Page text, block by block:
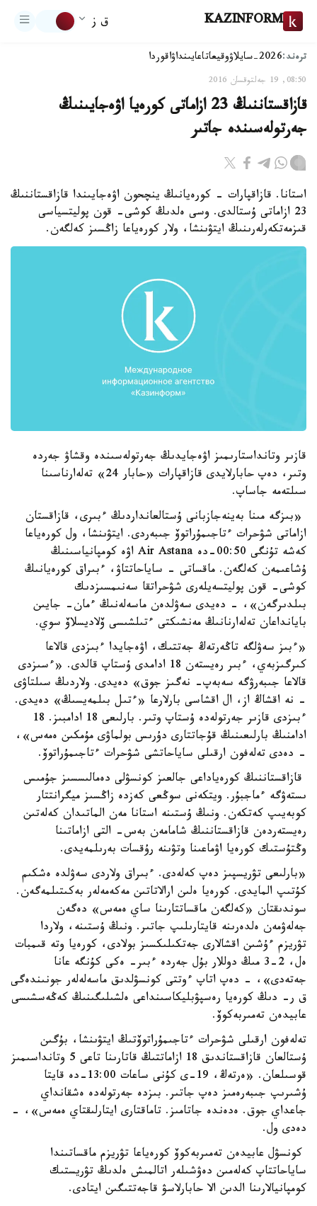
KAZINFORM ق ز
ترەند:2026-سايلاۋ وقيعاتاعايىنداۋاقوردا
08:50, 19 جەلتوقسان 2016
قازاقستاننىڭ 23 ازاماتى كورەيا اۋەجايىنىڭ
جەرتولەسىندە جاتىر
استانا. قازاقپارات - كورەيانىڭ ينچحون اۋەجايىندا قازاقستاننىڭ
23 ازاماتى ۇستالدى. وسى ەلدىڭ كوشى- قون پوليتسياسى
قىزمەتكەرلەرىنىڭ ايتۋىنشا، ولار كورەياعا زاڭسىز كەلگەن.
قازىر وتانداستارىمىز اۋەجايدىڭ جەرتولەسىندە وقشاۋ جەردە
وتىر، دەپ حابارلايدى قازاقپارات «حابار 24» تەلەارناسىنا
سىلتەمە جاساپ.
«بىزگە مىنا بەينەجازبانى ۇستالعانداردىڭ ءبىرى، قازاقستان
ازاماتى شۋحرات ءتاجىمۇراتوۆ جىبەردى. ايتۋىنشا، ول كورەياعا
كەشە تۇنگى 00:50-دە Air Astana اۋە كومپانياسىنىڭ
ۇشاعىمەن كەلگەن. ماقساتى - ساياحاتتاۋ، ءبىراق كورەيانىڭ
كوشى- قون پوليتسەيلەرى شۋحراتقا سەنىمسىزدىك
بىلدىرگەن»، - دەيدى سەۋلدەن ماسەلەنىڭ ءمان- جايىن
بايانداعان تەلەارنانىڭ مەنشىكتى ءتىلشىسى ۆلاديسلاۆ سوي.
«ءبىز سەۋلگە تاڭەرتەڭ جەتتىك، اۋەجايدا ءبىزدى قالاعا
كىرگىزبەي، ءبىر رەيستەن 18 ادامدى ۇستاپ قالدى. «ءسىزدى
قالاعا جىبەرۋگە سەبەپ- نەگىز جوق» دەيدى. ولاردىڭ سىلتاۋى
- نە اقشاڭ از، ال اقشاسى بارلارعا «ءتىل بىلمەيسىڭ» دەيدى.
ءبىزدى قازىر جەرتولەدە ۇستاپ وتىر. بارلىعى 18 ادامبىز. 18
ادامنىڭ بارلىعىنىڭ قۇجاتتارى دۇرىس بولماۋى مۇمكىن ەمەس»،
- دەدى تەلەفون ارقىلى ساياحاتشى شۋحرات ءتاجىمۇراتوۆ.
قازاقستاننىڭ كورەياداعى جالعىز كونسۋلى دەمالىسسىز جۇمىس
ىستەۋگە ءماجبۇر. ويتكەنى سوڭعى كەزدە زاڭسىز ميگرانتتار
كوبەيىپ كەتكەن. ونىڭ ۇستىنە استانا مەن الماتىدان كەلەتىن
رەيستەردەن قازاقستاننىڭ شامامەن بەس- التى ازاماتىنا
وڭتۇستىك كورەيا اۋماعىنا وتۋىنە رۇقسات بەرىلمەيدى.
«بارلىعى تۋريسپىز دەپ كەلەدى. ءبىراق ولاردى سەۋلدە ەشكىم
كۇتىپ المايدى. كورەيا ەلىن ارالاتاتىن مەكەمەلەر بەكىتىلمەگەن.
سوندىقتان «كەلگەن ماقساتتارىنا ساي ەمەس» دەگەن
جەلەۋمەن ەلدەرىنە قايتارىلىپ جاتىر. ونىڭ ۇستىنە، ولاردا
تۋريزم ءۇشىن اقشالارى جەتكىلىكسىز بولادى، كورەيا وتە قىمبات
ەل، 2-3 مىڭ دوللار بۇل جەردە ءبىر- ەكى كۇنگە عانا
جەتەدى»، - دەپ اتاپ ءوتتى كونسۋلدىق ماسەلەلەر جونىندەگى
ق ر- دىڭ كورەيا رەسپۋبليكاسىنداعى ەلشىلىگىنىڭ كەڭەسشىسى
عابيدەن تەمىربەكوۆ.
تەلەفون ارقىلى شۋحرات ءتاجىمۇراتوۆتىڭ ايتۋىنشا، بۇگىن
ۇستالعان قازاقستاندىق 18 ازاماتتىڭ قاتارىنا تاعى 5 وتانداسىمىز
قوسىلعان. «ەرتەڭ، 19-ى كۇنى ساعات 13:00-دە قايتا
ۇشىرىپ جىبەرەمىز دەپ جاتىر. بىزدە جەرتولەدە ەشقانداي
جاعداي جوق. ەدەندە جاتامىز. تاماقتارى ايتارلىقتاي ەمەس»، -
دەدى ول.
كونسۋل عابيدەن تەمىربەكوۆ كورەياعا تۋريزم ماقساتىندا
ساياحاتتاپ كەلەمىن دەۋشىلەر اتالمىش ەلدىڭ تۋريستىك
كومپانيالارىنا الدىن الا حابارلاسۋ قاجەتتىگىن ايتادى.